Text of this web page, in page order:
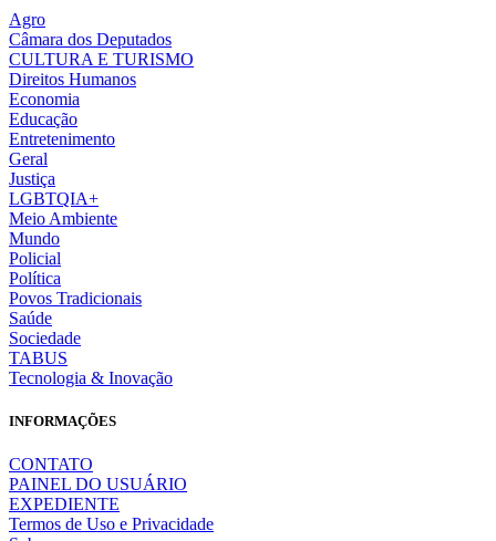
Agro
Câmara dos Deputados
CULTURA E TURISMO
Direitos Humanos
Economia
Educação
Entretenimento
Geral
Justiça
LGBTQIA+
Meio Ambiente
Mundo
Policial
Política
Povos Tradicionais
Saúde
Sociedade
TABUS
Tecnologia & Inovação
INFORMAÇÕES
CONTATO
PAINEL DO USUÁRIO
EXPEDIENTE
Termos de Uso e Privacidade